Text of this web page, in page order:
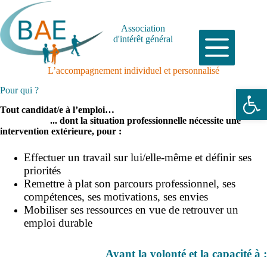
Ouvrir la barre d’outils
contenu
Association
d'intérêt général
L’accompagnement individuel et personnalisé
Pour qui ?
Tout candidat/e à l’emploi…
... dont la situation professionnelle nécessite une
intervention extérieure, pour :
Effectuer un travail sur lui/elle-même et définir ses
priorités
Remettre à plat son parcours professionnel, ses
compétences, ses motivations, ses envies
Mobiliser ses ressources en vue de retrouver un
emploi durable
Ayant la volonté et la capacité à :